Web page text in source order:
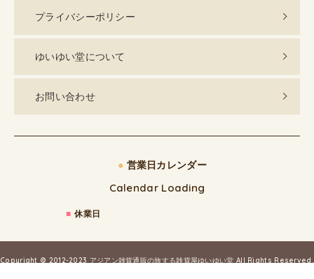
プライバシーポリシー
ゆいゆい堂について
お問い合わせ
● 営業日カレンダー
Calendar Loading
■ 休業日
Copyright © 2012-2023 アジアン雑貨通販の旅する雑貨屋ゆいゆい堂 All Rights Reserved.